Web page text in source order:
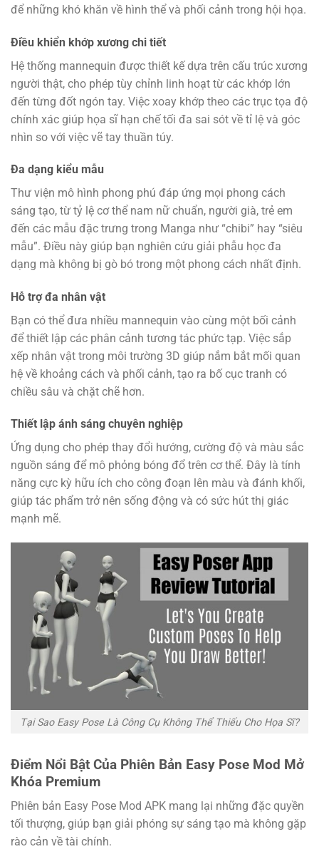
để những khó khăn về hình thể và phối cảnh trong hội họa.
Điều khiển khớp xương chi tiết
Hệ thống mannequin được thiết kế dựa trên cấu trúc xương
người thật, cho phép tùy chỉnh linh hoạt từ các khớp lớn
đến từng đốt ngón tay. Việc xoay khớp theo các trục tọa độ
chính xác giúp họa sĩ hạn chế tối đa sai sót về tỉ lệ và góc
nhìn so với việc vẽ tay thuần túy.
Đa dạng kiểu mẫu
Thư viện mô hình phong phú đáp ứng mọi phong cách
sáng tạo, từ tỷ lệ cơ thể nam nữ chuẩn, người già, trẻ em
đến các mẫu đặc trưng trong Manga như “chibi” hay “siêu
mẫu”. Điều này giúp bạn nghiên cứu giải phẫu học đa
dạng mà không bị gò bó trong một phong cách nhất định.
Hỗ trợ đa nhân vật
Bạn có thể đưa nhiều mannequin vào cùng một bối cảnh
để thiết lập các phân cảnh tương tác phức tạp. Việc sắp
xếp nhân vật trong môi trường 3D giúp nắm bắt mối quan
hệ về khoảng cách và phối cảnh, tạo ra bố cục tranh có
chiều sâu và chặt chẽ hơn.
Thiết lập ánh sáng chuyên nghiệp
Ứng dụng cho phép thay đổi hướng, cường độ và màu sắc
nguồn sáng để mô phỏng bóng đổ trên cơ thể. Đây là tính
năng cực kỳ hữu ích cho công đoạn lên màu và đánh khối,
giúp tác phẩm trở nên sống động và có sức hút thị giác
mạnh mẽ.
Tại Sao Easy Pose Là Công Cụ Không Thể Thiếu Cho Họa Sĩ?
Điểm Nổi Bật Của Phiên Bản Easy Pose Mod Mở
Khóa Premium
Phiên bản Easy Pose Mod APK mang lại những đặc quyền
tối thượng, giúp bạn giải phóng sự sáng tạo mà không gặp
rào cản về tài chính.